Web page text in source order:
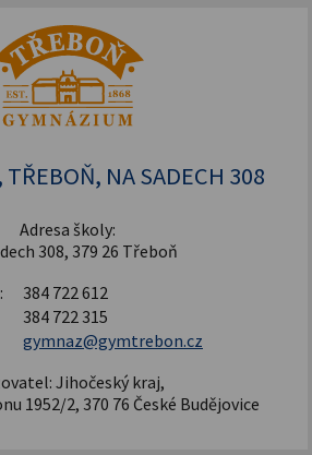
NA SADECH 308
Adresa školy:
308, 379 26 Třeboň
384 722 612
384 722 315
gymnaz@gymtrebon.cz
Jihočeský kraj,
1952/2, 370 76 České Budějovice